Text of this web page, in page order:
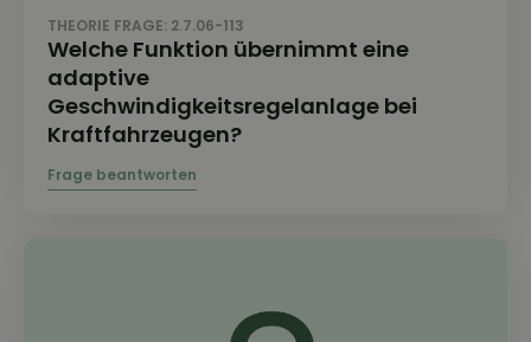
THEORIE FRAGE: 2.7.06-113
Welche Funktion übernimmt eine
adaptive
Geschwindigkeitsregelanlage bei
Kraftfahrzeugen?